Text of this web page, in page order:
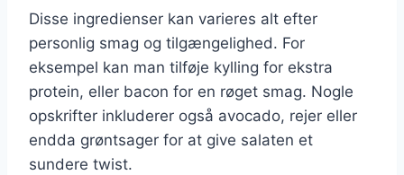
Disse ingredienser kan varieres alt efter
personlig smag og tilgængelighed. For
eksempel kan man tilføje kylling for ekstra
protein, eller bacon for en røget smag. Nogle
opskrifter inkluderer også avocado, rejer eller
endda grøntsager for at give salaten et
sundere twist.